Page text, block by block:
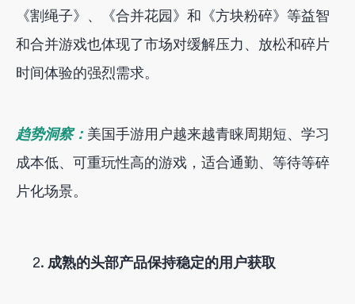
《割绳子》、《合并花园》和《方块粉碎》等益智
和合并游戏也体现了市场对缓解压力、放松和碎片
时间体验的强烈需求。
趋势洞察： 美国手游用户越来越青睐周期短、学习
成本低、可重玩性高的游戏，适合通勤、等待等碎
片化场景。
成熟的头部产品保持稳定的用户获取